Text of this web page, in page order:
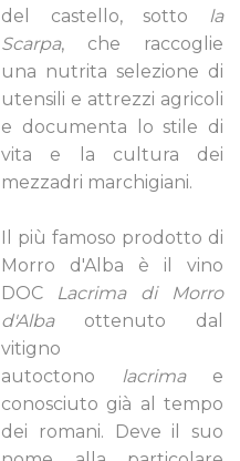
del castello, sotto la
Scarpa, che raccoglie
una nutrita selezione di
utensili e attrezzi agricoli
e documenta lo stile di
vita e la cultura dei
mezzadri marchigiani.
Il più famoso prodotto di
Morro d'Alba è il vino
DOC
Lacrima di Morro
d'Alba ottenuto dal
vitigno
autoctono lacrimae
conosciuto già al tempo
dei romani. Deve il suo